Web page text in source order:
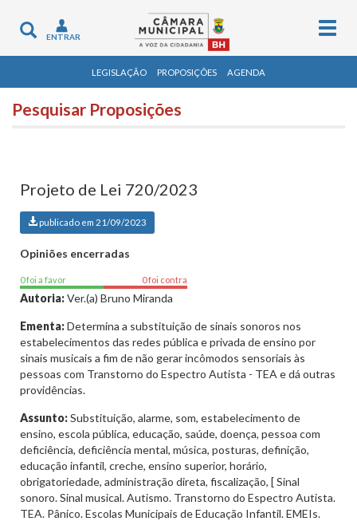
Toggle
navigation
ENTRAR
LEGISLAÇÃO PROPOSIÇÕES AGENDA
Pesquisar Proposições
Projeto de Lei 720/2023
publicado em 21/09/2023
Opiniões encerradas
0 foi a favor 0 foi contra
Autoria:Ver.(a) Bruno Miranda
Ementa:Determina a substituição de sinais sonoros nos
estabelecimentos das redes pública e privada de ensino por
sinais musicais a fim de não gerar incômodos sensoriais às
pessoas com Transtorno do Espectro Autista - TEA e dá outras
providências.
Assunto:Substituição, alarme, som, estabelecimento de
ensino, escola pública, educação, saúde, doença, pessoa com
deficiência, deficiência mental, música, posturas, definição,
educação infantil, creche, ensino superior, horário,
obrigatoriedade, administração direta, fiscalização, [ Sinal
sonoro. Sinal musical. Autismo. Transtorno do Espectro Autista.
TEA. Pânico. Escolas Municipais de Educação Infantil. EMEIs.